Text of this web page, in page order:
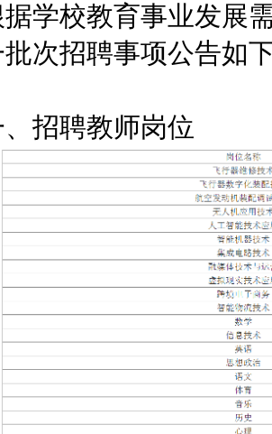
校教育事业发展需
次招聘事项公告如
聘教师岗位